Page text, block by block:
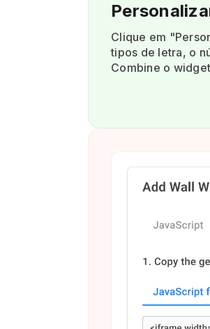
Clique em
tipos de letra, o
Combine o